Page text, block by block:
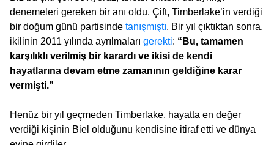
denemeleri gereken bir anı oldu. Çift, Timberlake’in verdiği
bir doğum günü partisinde tanışmıştı. Bir yıl çıktıktan sonra,
ikilinin 2011 yılında ayrılmaları gerekti: “Bu, tamamen
karşılıklı verilmiş bir karardı ve ikisi de kendi
hayatlarına devam etme zamanının geldiğine karar
vermişti.”
Henüz bir yıl geçmeden Timberlake, hayatta en değer
verdiği kişinin Biel olduğunu kendisine itiraf etti ve dünya